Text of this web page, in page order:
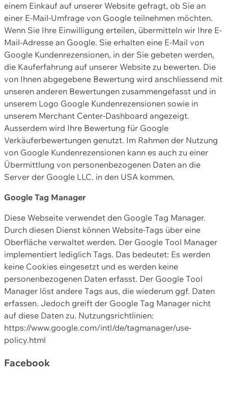
einem Einkauf auf unserer Website gefragt, ob Sie an
einer E-Mail-Umfrage von Google teilnehmen möchten.
Wenn Sie Ihre Einwilligung erteilen, übermitteln wir Ihre E-
Mail-Adresse an Google. Sie erhalten eine E-Mail von
Google Kundenrezensionen, in der Sie gebeten werden,
die Kauferfahrung auf unserer Website zu bewerten. Die
von Ihnen abgegebene Bewertung wird anschliessend mit
unseren anderen Bewertungen zusammengefasst und in
unserem Logo Google Kundenrezensionen sowie in
unserem Merchant Center-Dashboard angezeigt.
Ausserdem wird Ihre Bewertung für Google
Verkäuferbewertungen genutzt. Im Rahmen der Nutzung
von Google Kundenrezensionen kann es auch zu einer
Übermittlung von personenbezogenen Daten an die
Server der Google LLC. in den USA kommen.
Google Tag Manager
Diese Webseite verwendet den Google Tag Manager.
Durch diesen Dienst können Website-Tags über eine
Oberfläche verwaltet werden. Der Google Tool Manager
implementiert lediglich Tags. Das bedeutet: Es werden
keine Cookies eingesetzt und es werden keine
personenbezogenen Daten erfasst. Der Google Tool
Manager löst andere Tags aus, die wiederum ggf. Daten
erfassen. Jedoch greift der Google Tag Manager nicht
auf diese Daten zu. Nutzungsrichtlinien:
https://www.google.com/intl/de/tagmanager/use-
policy.html
Facebook